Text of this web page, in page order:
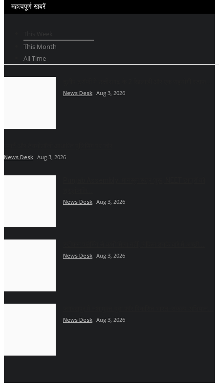
महत्वपूर्ण खबरें
This Month
All Time
News Desk Aug 3, 2026
News Desk Aug 3, 2026
News Desk Aug 3, 2026
News Desk Aug 3, 2026
News Desk Aug 3, 2026